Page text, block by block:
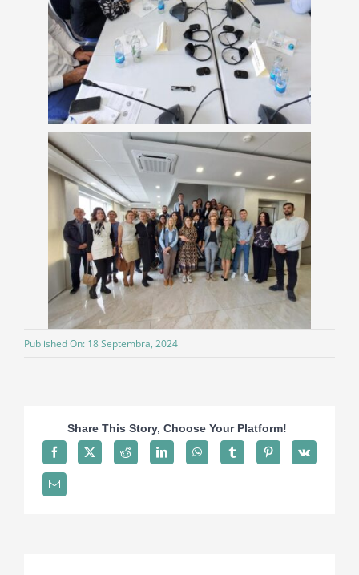
Published On: 18 Septembra, 2024
Share This Story, Choose Your Platform!